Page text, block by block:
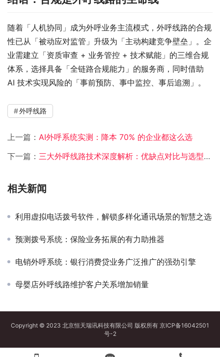
随着「人机协同」成为外呼业务主流模式，外呼线路的合规
性已从「被动应对监管」升级为「主动构建竞争壁垒」。企
业需建立「资质审查 + 业务管控 + 技术赋能」的三维合规
体系，选择具备「全链路合规能力」的服务商，同时借助
AI 技术实现风险的「事前预防、事中监控、事后追溯」。
外呼线路
上一篇： AI外呼系统实测：降本 70% 的企业都这么选
下一篇： 三大外呼线路技术深度解析：优缺点对比与选型指南
相关新闻
利用虚拟电话拨号软件，解锁多样化通讯场景的智慧之选
预测拨号系统：保险业务拓展的有力助推器
电销外呼系统：银行消费贷业务广泛推广的强劲引擎
母婴店外呼线路维护客户关系增加销量
Copyright © 2023 北京恒天瑞讯科技有限公司 版权所有 京ICP备16042501
号-2